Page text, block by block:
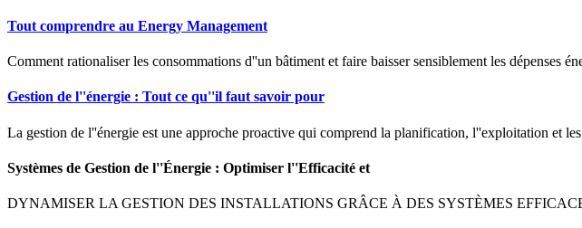
Tout comprendre au Energy Management
Comment rationaliser les consommations d''un bâtiment et faire baisser sensiblement les dépenses
Gestion de l''énergie : Tout ce qu''il faut savoir pour
La gestion de l''énergie est une approche proactive qui comprend la planification, l''exploitation et
Systèmes de Gestion de l''Énergie : Optimiser l''Efficacité et
DYNAMISER LA GESTION DES INSTALLATIONS GRÂCE À DES SYSTÈMES